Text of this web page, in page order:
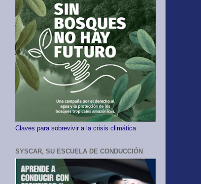
Claves para sobrevivir a la crisis climática
SYSCAR, SU ESCUELA DE CONDUCCIÓN